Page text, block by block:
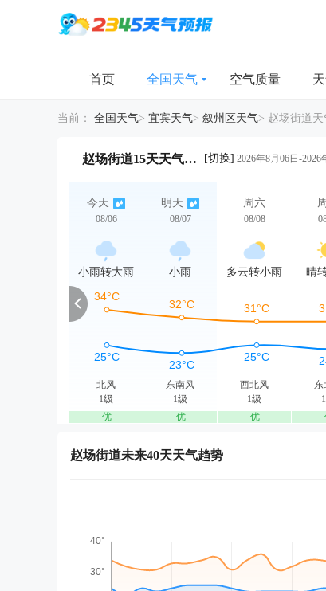
首页 全国天气 空气质量
当前： 全国天气> 宜宾天气> 叙州区天气> 赵场街道天
赵场街道15天天气详情 [切换] 2026年8月06日-2026
今天
08/06
小雨转大雨
北风
1级
优
明天
08/07
小雨
东南风
1级
优
周六
08/08
多云转小雨
西北风
1级
优
晴
东
赵场街道未来40天天气趋势